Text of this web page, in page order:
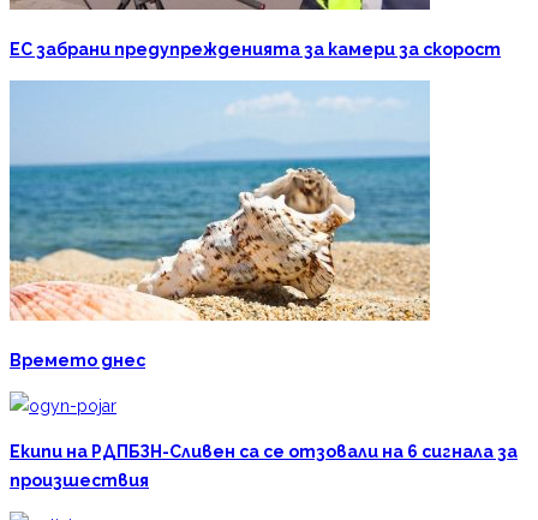
ЕС забрани предупрежденията за камери за скорост
Времето днес
Екипи на РДПБЗН-Сливен са се отзовали на 6 сигнала за
произшествия